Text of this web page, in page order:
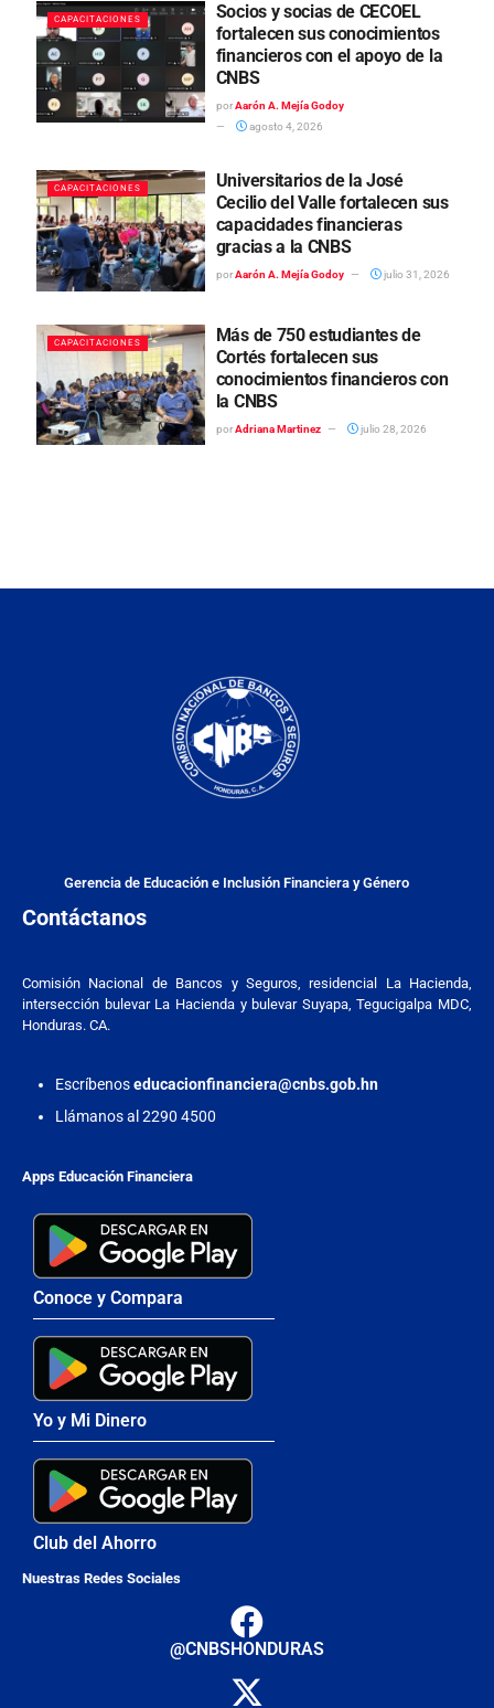
CAPACITACIONES
Socios y socias de CECOEL
fortalecen sus conocimientos
financieros con el apoyo de la
CNBS
por Aarón A. Mejía Godoy
agosto 4, 2026
CAPACITACIONES
Universitarios de la José
Cecilio del Valle fortalecen sus
capacidades financieras
gracias a la CNBS
por Aarón A. Mejía Godoy julio 31, 2026
CAPACITACIONES
Más de 750 estudiantes de
Cortés fortalecen sus
conocimientos financieros con
la CNBS
por Adriana Martinez julio 28, 2026
Gerencia de Educación e Inclusión Financiera y Género
Contáctanos
Comisión Nacional de Bancos y Seguros, residencial La Hacienda,
intersección bulevar La Hacienda y bulevar Suyapa, Tegucigalpa MDC,
Honduras. CA.
Escríbenoseducacionfinanciera@cnbs.gob.hn
Llámanos al 2290 4500
Apps Educación Financiera
Conoce y Compara
Yo y Mi Dinero
Club del Ahorro
Nuestras Redes Sociales
@CNBSHONDURAS